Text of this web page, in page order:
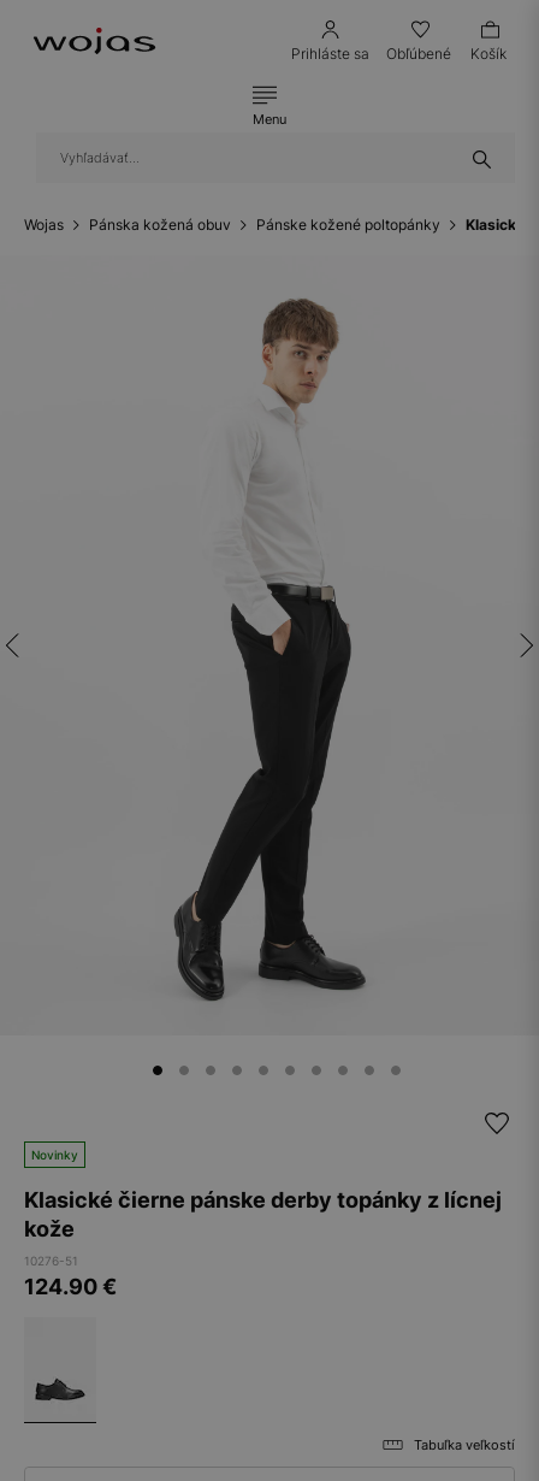
Prihláste sa Obľúbené Košík
Menu
Wojas Pánska kožená obuv Pánske kožené poltopánky Klasické
Novinky
Klasické čierne pánske derby topánky z lícnej
kože
10276-51
124.90€
Tabuľka veľkostí